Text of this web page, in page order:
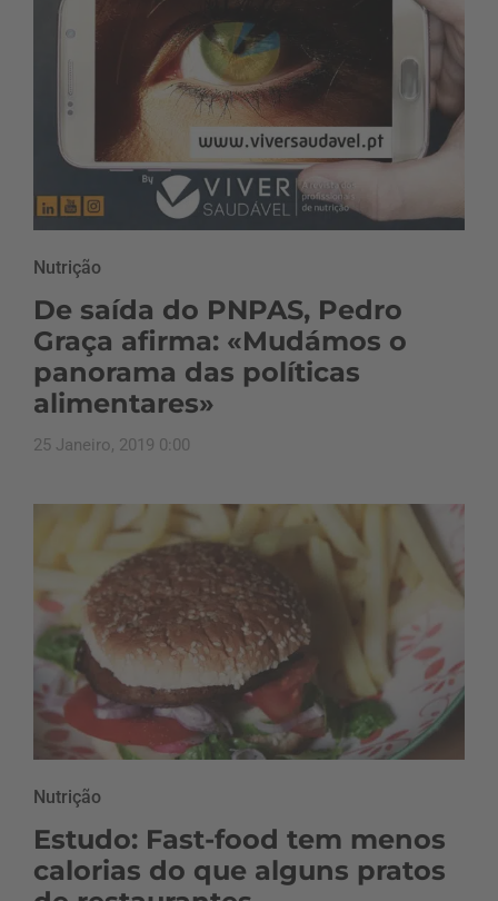
Nutrição
De saída do PNPAS, Pedro
Graça afirma: «Mudámos o
panorama das políticas
alimentares»
25 Janeiro, 2019 0:00
Nutrição
Estudo: Fast-food tem menos
calorias do que alguns pratos